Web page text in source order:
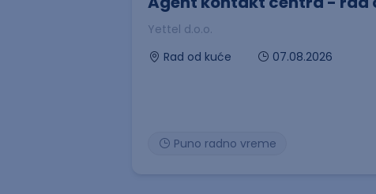
Yettel d.o.o.
Rad od kuće
07.08.2026
Puno radno vreme